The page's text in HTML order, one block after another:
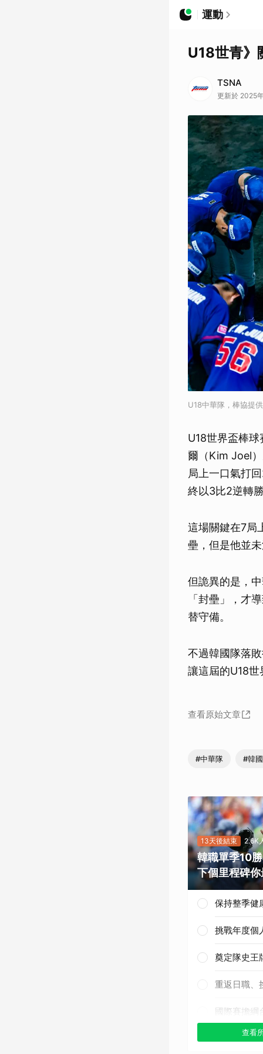
運動
U18世青
TSNA
更新於 2025
U18中華隊，棒協提
U18世界盃棒
爾（Kim Joel
局上一口氣打
終以3比2逆轉
這場關鍵在7局
壘，但是他並
但詭異的是，
「封壘」，才
替守備。
不過韓國隊落
讓這屆的U18
查看原始文章
#中華隊 #韓
13天後結束 2.6K
韓職單季10
下個里程碑
保持整季健
挑戰年度個
奠定隊史王
重返日職、
國際賽擔綱
其他（歡
查看